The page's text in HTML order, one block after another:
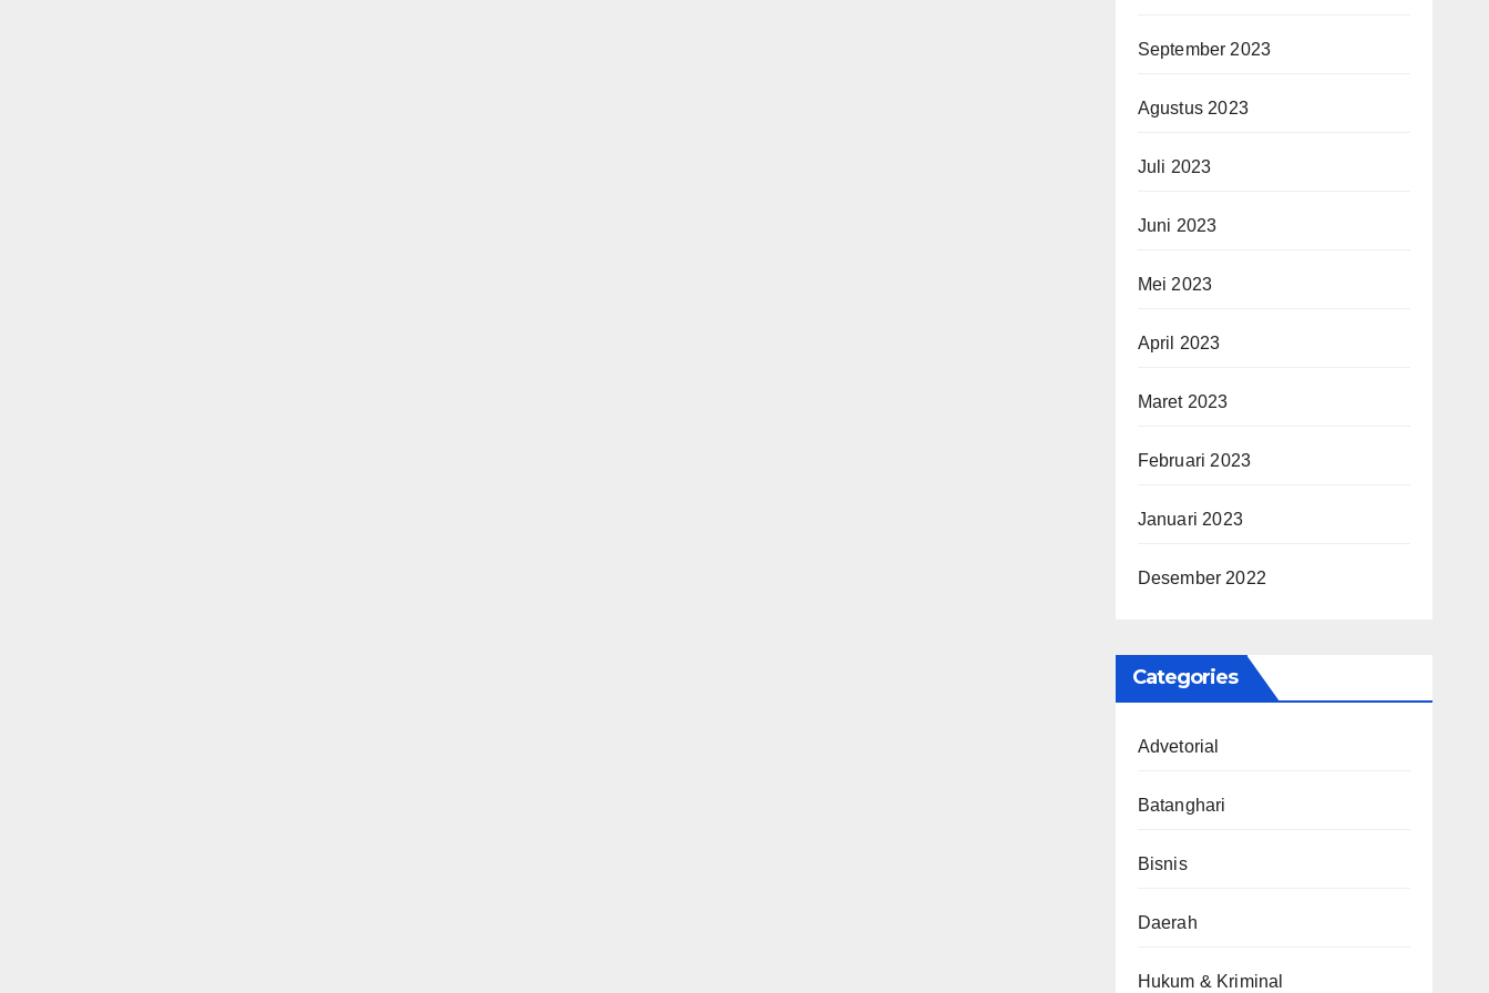
September 2023
Agustus 2023
Juli 2023
Juni 2023
Mei 2023
April 2023
Maret 2023
Februari 2023
Januari 2023
Desember 2022
Categories
Advetorial
Batanghari
Bisnis
Daerah
Hukum & Kriminal